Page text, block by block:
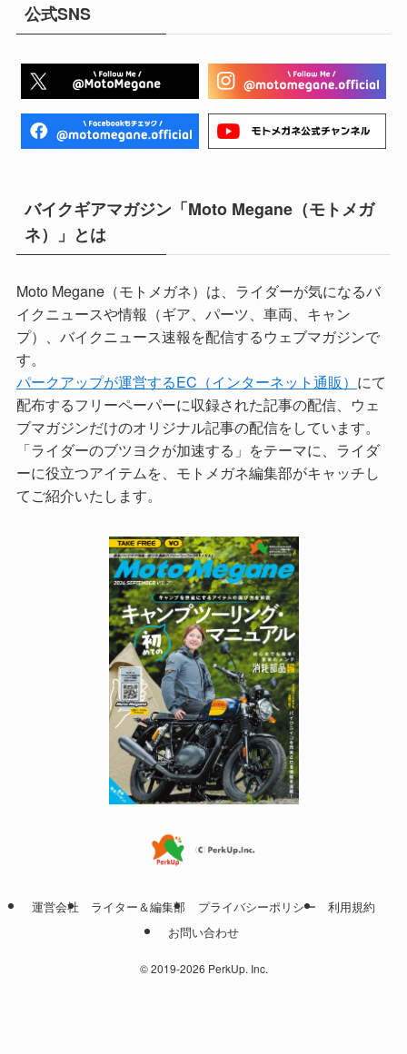
公式SNS
バイクギアマガジン「Moto Megane（モトメガ
ネ）」とは
Moto Megane（モトメガネ）は、ライダーが気になるバ
イクニュースや情報（ギア、パーツ、車両、キャン
プ）、バイクニュース速報を配信するウェブマガジンで
す。
パークアップが運営するEC（インターネット通販） にて
配布するフリーペーパーに収録された記事の配信、ウェ
ブマガジンだけのオリジナル記事の配信をしています。
「ライダーのブツヨクが加速する」をテーマに、ライダ
ーに役立つアイテムを、モトメガネ編集部がキャッチし
てご紹介いたします。
運営会社 ライター＆編集部 プライバシーポリシー
利用規約
お問い合わせ
©2019-2026 PerkUp. Inc.